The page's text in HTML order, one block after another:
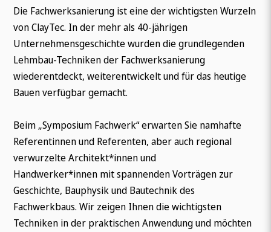
Die Fachwerksanierung ist eine der wichtigsten Wurzeln
von ClayTec. In der mehr als 40-jährigen
Unternehmensgeschichte wurden die grundlegenden
Lehmbau-Techniken der Fachwerksanierung
wiederentdeckt, weiterentwickelt und für das heutige
Bauen verfügbar gemacht.
Beim „Symposium Fachwerk“ erwarten Sie namhafte
Referentinnen und Referenten, aber auch regional
verwurzelte Architekt*innen und
Handwerker*innen mit spannenden Vorträgen zur
Geschichte, Bauphysik und Bautechnik des
Fachwerkbaus. Wir zeigen Ihnen die wichtigsten
Techniken in der praktischen Anwendung und möchten